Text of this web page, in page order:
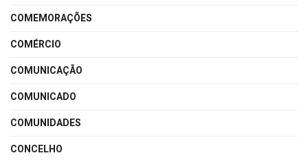
COMEMORAÇÕES
COMÉRCIO
COMUNICAÇÃO
COMUNICADO
COMUNIDADES
CONCELHO